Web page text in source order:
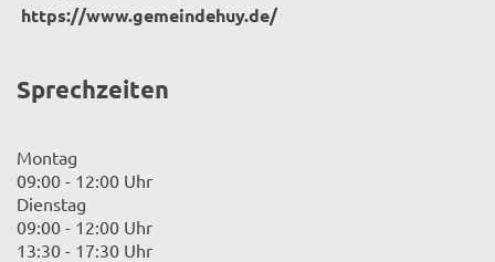
https://www.gemeindehuy.de/
Sprechzeiten
Montag
09:00 - 12:00 Uhr
Dienstag
09:00 - 12:00 Uhr
13:30 - 17:30 Uhr